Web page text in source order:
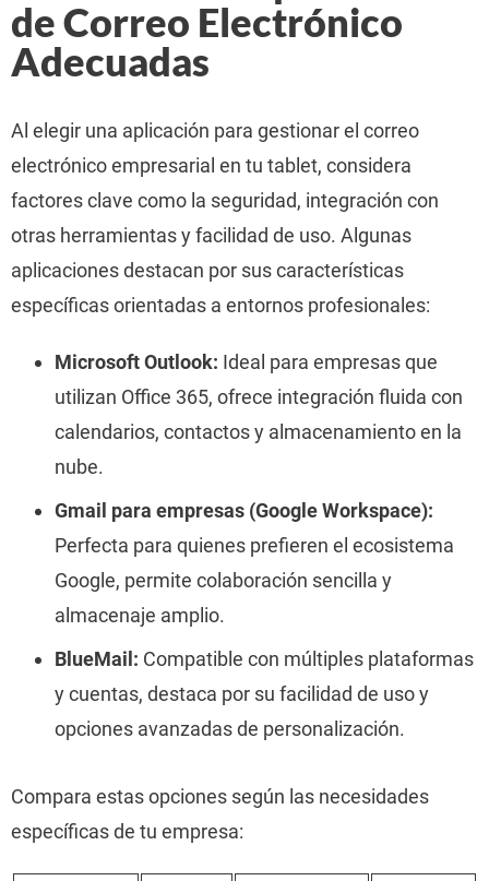
de Correo Electrónico
Adecuadas
Al elegir una aplicación para gestionar el correo
electrónico empresarial en tu tablet, considera
factores clave como la seguridad, integración con
otras herramientas y facilidad de uso. Algunas
aplicaciones destacan por sus características
específicas orientadas a entornos profesionales:
Microsoft Outlook: Ideal para empresas que
utilizan Office 365, ofrece integración fluida con
calendarios, contactos y almacenamiento en la
nube.
Gmail para empresas (Google Workspace):
Perfecta para quienes prefieren el ecosistema
Google, permite colaboración sencilla y
almacenaje amplio.
BlueMail: Compatible con múltiples plataformas
y cuentas, destaca por su facilidad de uso y
opciones avanzadas de personalización.
Compara estas opciones según las necesidades
específicas de tu empresa: